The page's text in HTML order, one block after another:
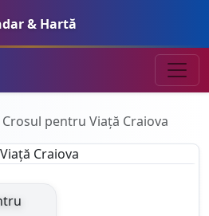
& Hartă
Crosul pentru Viață Craiova